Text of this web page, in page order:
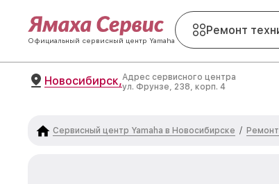
Официальный сервисный центр Yamaha
Ремонт
Новосибирск,Адрес сервисного центра
ул. Фрунзе, 238, корп. 4
Сервисный центр Yamaha в Новосибирске /